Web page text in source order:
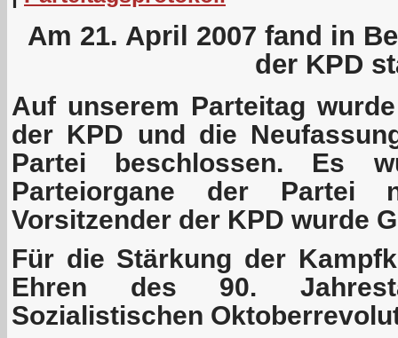
Am 21. April 2007 fand in
der KPD
Auf unserem Parteitag
der KPD und die
Partei beschlossen. Es
Parteiorgane der Partei
Vorsitzender der KPD wurde
Für die Stärkung der
Ehren des 90.
Sozialistischen